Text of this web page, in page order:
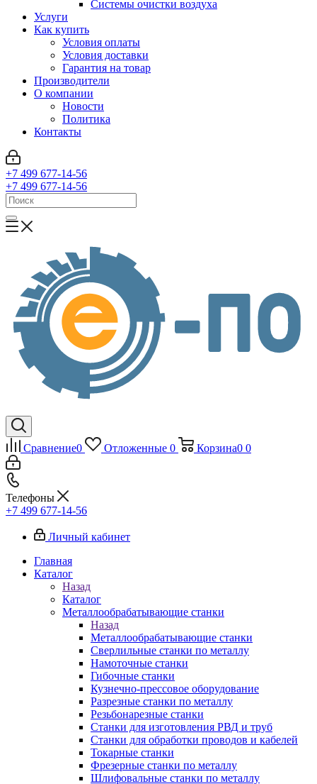
Системы очистки воздуха
Услуги
Как купить
Условия оплаты
Условия доставки
Гарантия на товар
Производители
О компании
Новости
Политика
Контакты
+7 499 677-14-56
+7 499 677-14-56
Сравнение0 Отложенные 0 Корзина0 0
Телефоны
+7 499 677-14-56
Личный кабинет
Главная
Каталог
Назад
Каталог
Металлообрабатывающие станки
Назад
Металлообрабатывающие станки
Сверлильные станки по металлу
Намоточные станки
Гибочные станки
Кузнечно-прессовое оборудование
Разрезные станки по металлу
Резьбонарезные станки
Станки для изготовления РВД и труб
Станки для обработки проводов и кабелей
Токарные станки
Фрезерные станки по металлу
Шлифовальные станки по металлу